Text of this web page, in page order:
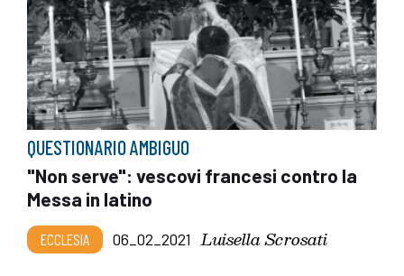
QUESTIONARIO AMBIGUO
"Non serve": vescovi francesi contro la
Messa in latino
ECCLESIA 06_02_2021 Luisella Scrosati